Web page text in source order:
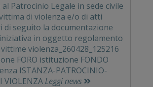
Patrocinio Legale in sede civile
di violenza e/o di atti
di seguito la documentazione
in oggetto regolamento
violenza_260428_125216
FORO istituzione FONDO
ISTANZA-PATROCINIO-
VIOLENZA Leggi news